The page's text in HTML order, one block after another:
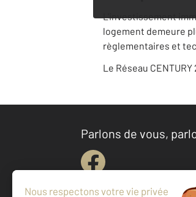
L'investissement
logement demeure
règlementaires et
Le Réseau
Parlons de vous,